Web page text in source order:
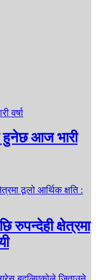
हुनेछ आज भारी
रुपन्देही क्षेत्रमा